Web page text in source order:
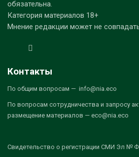
обязательна.
Категория материалов 18+
Мнение редакции может не
Контакты
По общим вопросам — info@nia.eco
По вопросам сотрудничества и запросу
размещение материалов — eco@nia.eco
Свидетельство о регистрации СМИ Эл №